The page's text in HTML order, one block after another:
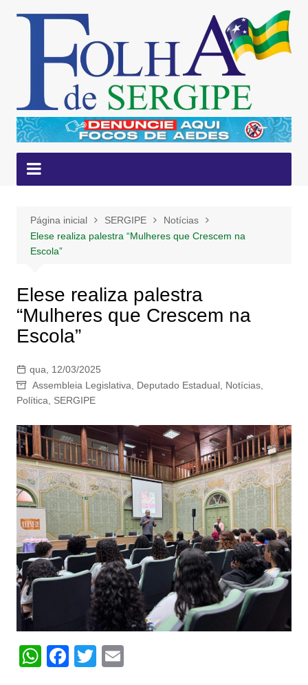
conteúdo
Página inicial SERGIPE
Notícias
Elese realiza palestra “Mulheres que Crescem na
Escola”
Elese realiza palestra
“Mulheres que Crescem na
Escola”
qua, 12/03/2025
Assembleia Legislativa
Deputado Estadual, Notícias,
Política
SERGIPE
W F T E